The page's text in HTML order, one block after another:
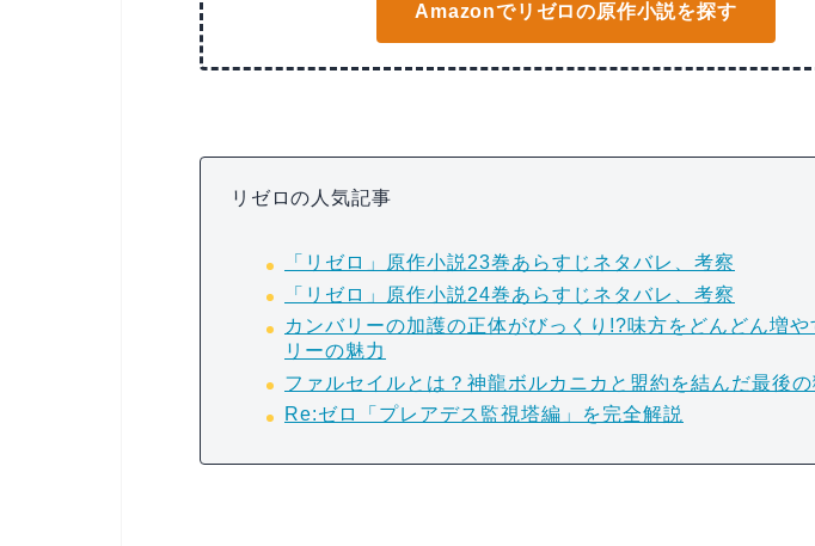
Amazonでリゼロの原作小説を探す
リゼロの人気記事
「リゼロ」原作小説23巻あらすじネタバレ、考察
「リゼロ」原作小説24巻あらすじネタバレ、考察
カンバリーの加護の正体がびっくり!?味方をどんどん増
リーの魅力
ファルセイルとは？神龍ボルカニカと盟約を結んだ最後の
Re:ゼロ「プレアデス監視塔編」を完全解説